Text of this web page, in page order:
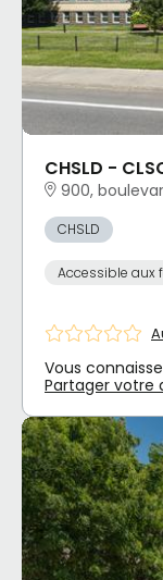
CHSLD -
900,
CHSLD
Accessible aux
Vous
Partager votre